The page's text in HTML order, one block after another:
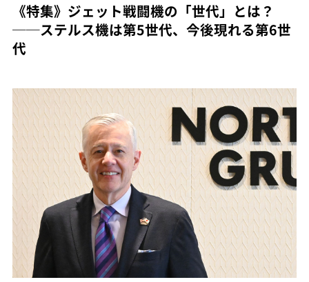
《特集》ジェット戦闘機の「世代」とは？
──ステルス機は第5世代、今後現れる第6世
代